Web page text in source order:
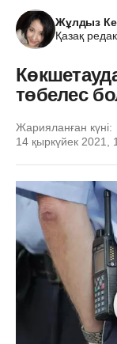
Жұлдыз
Қазақ
төбелес
Жарияланған күні:
14 қыркүйек 2021,